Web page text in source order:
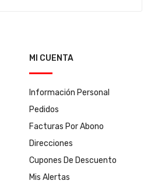
MI CUENTA
Información Personal
Pedidos
Facturas Por Abono
Direcciones
Cupones De Descuento
Mis Alertas